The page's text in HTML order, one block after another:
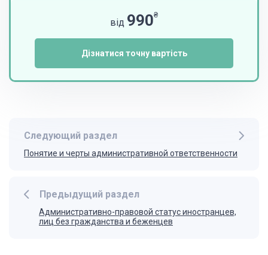
від 990₴
Дізнатися точну вартість
Предыдущий раздел
Административно-правовой статус иностранцев,
лиц без гражданства и беженцев
Следующий раздел
Понятие и черты административной ответственности